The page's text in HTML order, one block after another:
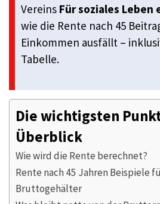
Vereins Für soziales Leben
wie die Rente nach 45
Einkommen ausfällt –
Tabelle.
Die wichtigsten
Überblick
Wie wird die Rente berechnet?
Rente nach 45 Jahren Beispiele
Bruttogehälter